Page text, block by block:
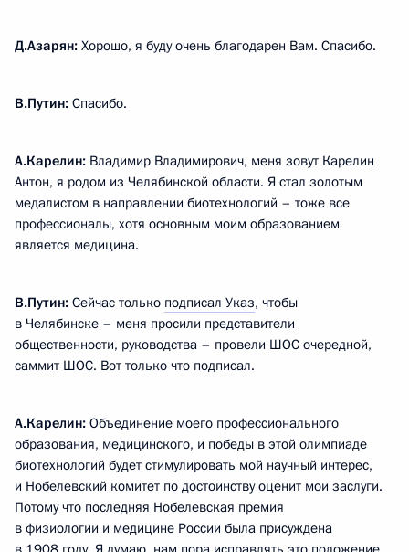
Д.Азарян: Хорошо, я буду очень благодарен Вам. Спасибо.
В.Путин: Спасибо.
А.Карелин: Владимир Владимирович, меня зовут Карелин
Антон, я родом из Челябинской области. Я стал золотым
медалистом в направлении биотехнологий – тоже все
профессионалы, хотя основным моим образованием
является медицина.
В.Путин: Сейчас только подписал Указ, чтобы
в Челябинске – меня просили представители
общественности, руководства – провели ШОС очередной,
саммит ШОС. Вот только что подписал.
А.Карелин: Объединение моего профессионального
образования, медицинского, и победы в этой олимпиаде
биотехнологий будет стимулировать мой научный интерес,
и Нобелевский комитет по достоинству оценит мои заслуги.
Потому что последняя Нобелевская премия
в физиологии и медицине России была присуждена